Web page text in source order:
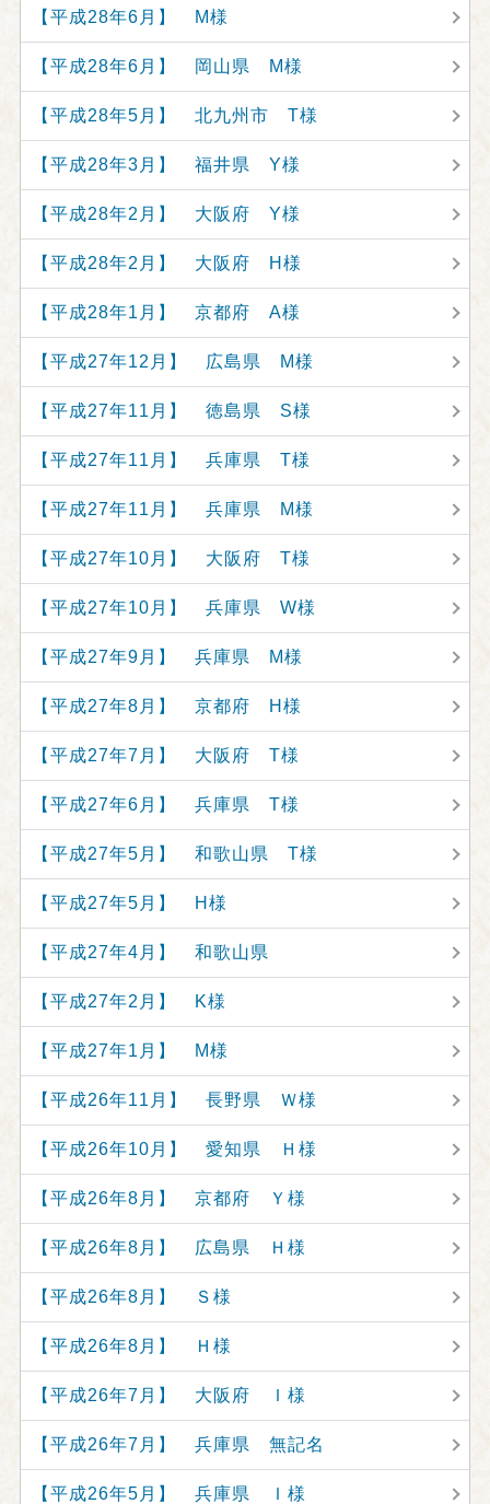
【平成28年6月】 M様
【平成28年6月】 岡山県 M様
【平成28年5月】 北九州市 T様
【平成28年3月】 福井県 Y様
【平成28年2月】 大阪府 Y様
【平成28年2月】 大阪府 H様
【平成28年1月】 京都府 A様
【平成27年12月】 広島県 M様
【平成27年11月】 徳島県 S様
【平成27年11月】 兵庫県 T様
【平成27年11月】 兵庫県 M様
【平成27年10月】 大阪府 T様
【平成27年10月】 兵庫県 W様
【平成27年9月】 兵庫県 M様
【平成27年8月】 京都府 H様
【平成27年7月】 大阪府 T様
【平成27年6月】 兵庫県 T様
【平成27年5月】 和歌山県 T様
【平成27年5月】 H様
【平成27年4月】 和歌山県
【平成27年2月】 K様
【平成27年1月】 M様
【平成26年11月】 長野県 Ｗ様
【平成26年10月】 愛知県 Ｈ様
【平成26年8月】 京都府 Ｙ様
【平成26年8月】 広島県 Ｈ様
【平成26年8月】 Ｓ様
【平成26年8月】 Ｈ様
【平成26年7月】 大阪府 Ｉ様
【平成26年7月】 兵庫県 無記名
【平成26年5月】 兵庫県 Ｉ様